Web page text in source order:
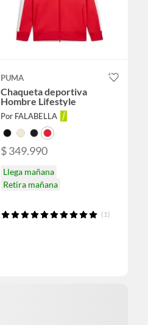
PUMA
Chaqueta deportiva
Hombre Lifestyle
Por FALABELLA
$ 349.990
Llega mañana
Retira mañana
(1)